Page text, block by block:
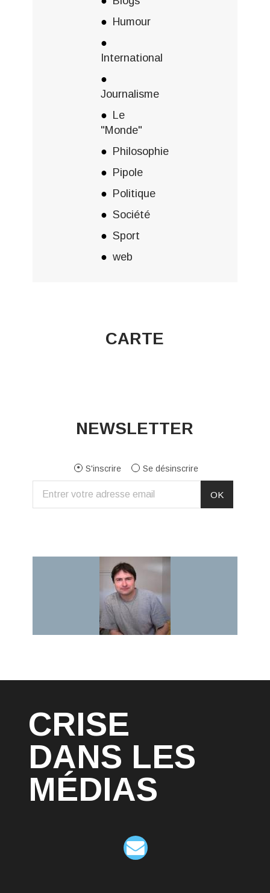
Humour
International
Journalisme
Le
"Monde"
Philosophie
Pipole
Politique
Société
Sport
web
CARTE
NEWSLETTER
S'inscrire Se désinscrire
CRISE
DANS LES
MÉDIAS